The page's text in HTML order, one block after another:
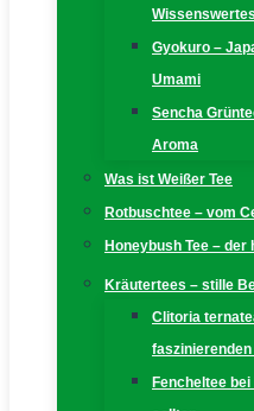
Wissenswertes
Gyokuro –
Umami
Sencha
Aroma
Was ist Weißer Tee
Rotbuschtee – vom
Honeybush Tee –
Kräutertees – stille
Clitoria
Fencheltee